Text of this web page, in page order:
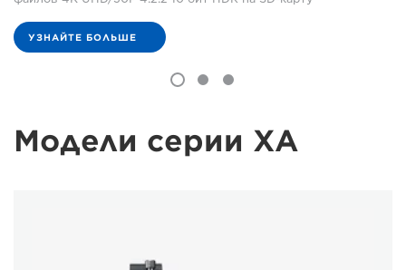
УЗНАЙТЕ БОЛЬШЕ
Модели серии XA